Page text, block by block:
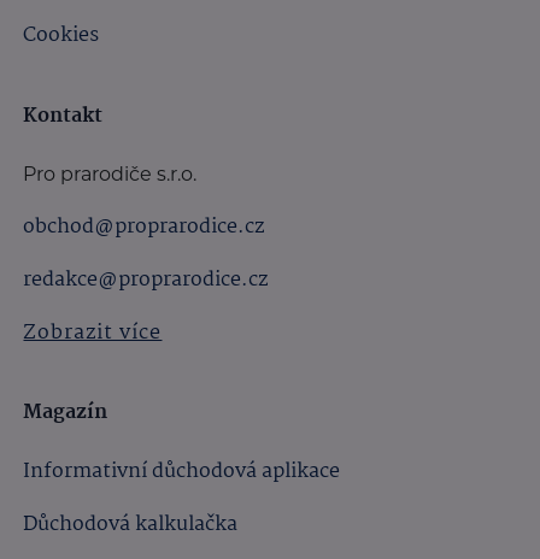
Cookies
Kontakt
Pro prarodiče s.r.o.
obchod@proprarodice.cz
redakce@proprarodice.cz
Zobrazit více
Magazín
Informativní důchodová aplikace
Důchodová kalkulačka